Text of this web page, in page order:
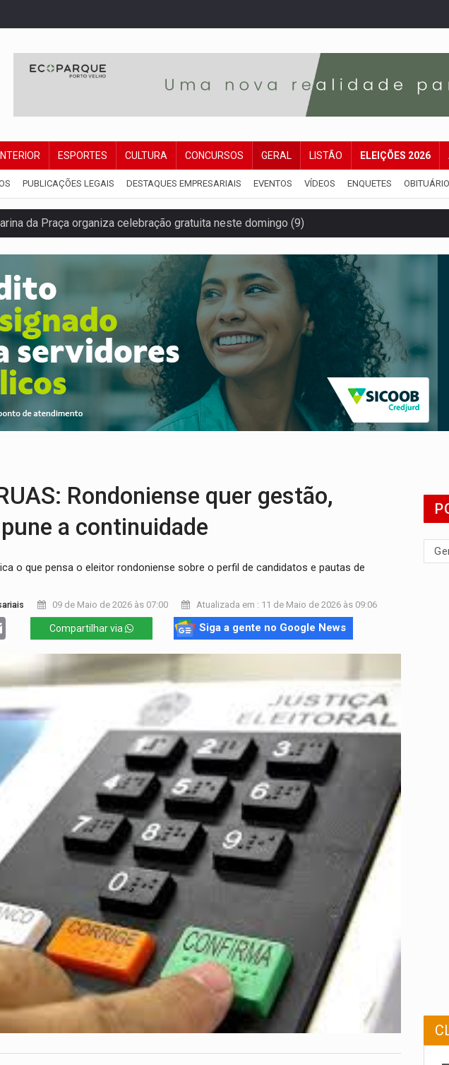
INTERIOR ESPORTES CULTURA CONCURSOS GERAL LISTÃO ELEIÇÕES 2026
PUBLICAÇÕES LEGAIS DESTAQUES EMPRESARIAIS EVENTOS VÍDEOS ENQUETES OBITUÁRIO
da Praça organiza celebração gratuita neste domingo (9)
a embarcação no rio Madeira termina com explosivos apreendidos
acumula para R$ 165 milhões
DE LICITAÇÃO: PREGÃO ELETRÔNICO Nº 90091/2025/SUPEL/RO
UNNESA apresenta documentos e questiona apreensão da PF em PVH
por carro na região Central de Porto Velho
DE LICITAÇÃO: PREGÃO ELETRÔNICO N.º 90136/2026/SUPEL/RO
e detalhes do sorteio da Copa do Brasil 2026
Rondoniense quer gestão,
a continuidade
o que pensa o eleitor rondoniense sobre o perfil de candidatos e pautas de
09 de Maio de 2026 às 07:00 Atualizada em : 11 de Maio de 2026 às 09:06
Compartilhar via Siga a gente no Google News